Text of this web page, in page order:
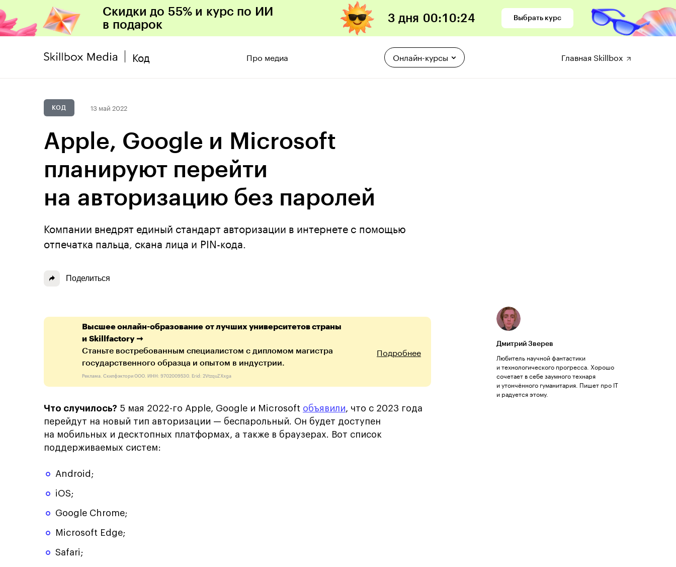
Скидки до 55% и курс по ИИ
в подарок
3 дня 00:10:23 Выбрать курс
Код Про медиа Онлайн-курсы Главная Skillbox
КОД 13 май 2022
Apple, Google и Microsoft
планируют перейти
на авторизацию без паролей
Компании внедрят единый стандарт авторизации в интернете с помощью
отпечатка пальца, скана лица и PIN-кода.
Поделиться
Дмитрий Зверев
Любитель научной фантастики
и технологического прогресса. Хорошо
сочетает в себе заумного технаря
и утончённого гуманитария. Пишет про IT
и радуется этому.
Высшее онлайн-образование от лучших университетов страны
и Skillfactory ➞
Станьте востребованным специалистом с дипломом магистра
государственного образца и опытом в индустрии.
Реклама. Скилфэктори ООО. ИНН: 9702009530. Erid: 2VtzquZXxga
Подробнее
Что случилось? 5 мая 2022-го Apple, Google и Microsoft объявили, что с 2023 года
перейдут на новый тип авторизации — беспарольный. Он будет доступен
на мобильных и десктопных платформах, а также в браузерах. Вот список
поддерживаемых систем:
Android;
iOS;
Google Chrome;
Microsoft Edge;
Safari;